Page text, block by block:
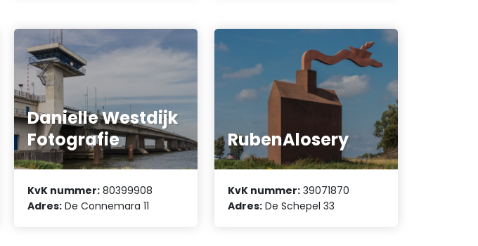
Danielle Westdijk
Fotografie
KvK nummer: 80399908
Adres: De Connemara 11
RubenAlosery
KvK nummer: 39071870
Adres: De Schepel 33